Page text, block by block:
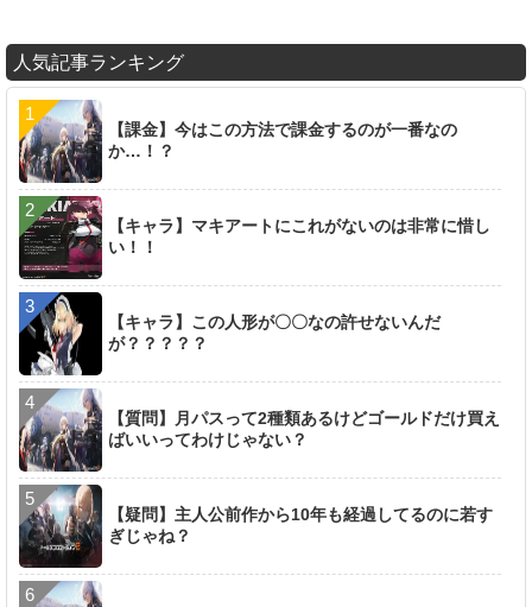
人気記事ランキング
【課金】今はこの方法で課金するのが一番なの
か…！？
【キャラ】マキアートにこれがないのは非常に惜し
い！！
【キャラ】この人形が〇〇なの許せないんだ
が？？？？？
【質問】月パスって2種類あるけどゴールドだけ買え
ばいいってわけじゃない？
【疑問】主人公前作から10年も経過してるのに若す
ぎじゃね？